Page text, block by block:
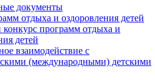
документы
отдыха и оздоровления детей
конкурс программ отдыха и
детей
взаимодействие с
(международными) детскими